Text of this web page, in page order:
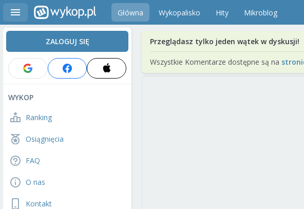
Główna Wykopalisko Hity Mikroblog
ZALOGUJ SIĘ
WYKOP
Ranking
Osiągnięcia
FAQ
O nas
Kontakt
Przeglądasz tylko jeden wątek w dyskusji!
Wszystkie Komentarze dostępne są na